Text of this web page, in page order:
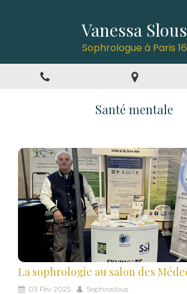
Vanessa Slous
Sophrologue à Paris 16
Santé mentale
03 Fév 2025 Sophroslous